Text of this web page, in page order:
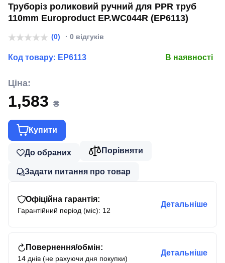
Труборіз роликовий ручний для PPR труб
110mm Europroduct EP.WС044R (EP6113)
(0) · 0 відгуків
Код товару: EP6113 В наявності
Ціна:
1,583 ₴
Купити
До обраних Порівняти
Задати питання про товар
Офіційна гарантія:
Гарантійний період (міс): 12
Детальніше
Повернення/обмін:
14 днів (не рахуючи дня покупки)
Детальніше